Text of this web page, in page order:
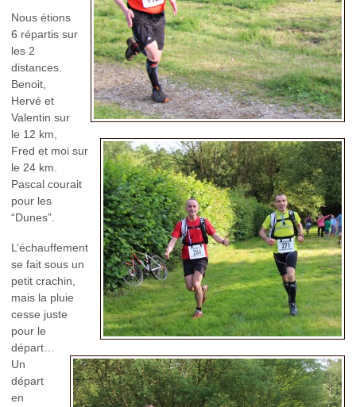
Nous étions
6 répartis sur
les 2
distances.
Benoit,
Hervé et
Valentin sur
le 12 km,
Fred et moi sur
le 24 km.
Pascal courait
pour les
“Dunes”.
L’échauffement
se fait sous un
petit crachin,
mais la pluie
cesse juste
pour le
départ…
Un
départ
en